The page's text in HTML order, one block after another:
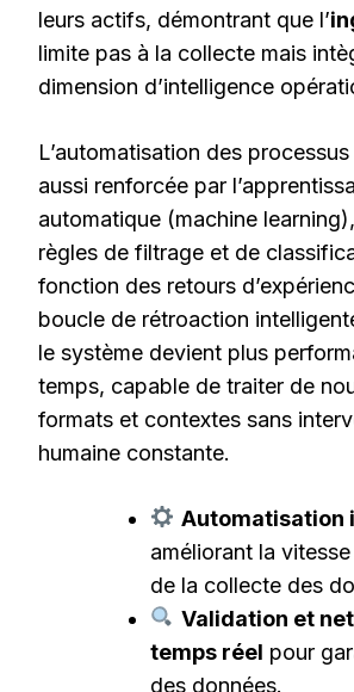
leurs actifs, démontrant que l’
limite pas à la collecte mais
dimension d’intelligence
L’automatisation des
aussi renforcée par
automatique (machine
règles de filtrage et de
fonction des retours
boucle de rétroaction
le système devient plus
temps, capable de traiter de
formats et contextes sans
humaine constante.
Automatisation
améliorant la
de la collecte des
Validation et
temps réel pour
des données.